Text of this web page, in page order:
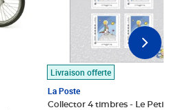
Livraison offerte
La Poste
Collector 4 timbres - Le Petit